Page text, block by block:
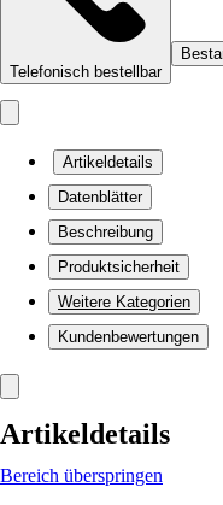
Telefonisch bestellbar
Artikeldetails
Datenblätter
Beschreibung
Produktsicherheit
Weitere Kategorien
Kundenbewertungen
Artikeldetails
Bereich überspringen